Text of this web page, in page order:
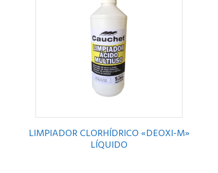
LIMPIADOR CLORHÍDRICO «DEOXI-M»
LÍQUIDO